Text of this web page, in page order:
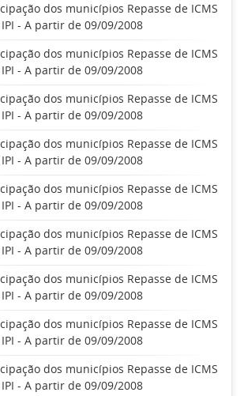
dos municípios Repasse de ICMS
- A partir de 09/09/2008
dos municípios Repasse de ICMS
- A partir de 09/09/2008
dos municípios Repasse de ICMS
- A partir de 09/09/2008
dos municípios Repasse de ICMS
- A partir de 09/09/2008
dos municípios Repasse de ICMS
- A partir de 09/09/2008
dos municípios Repasse de ICMS
- A partir de 09/09/2008
dos municípios Repasse de ICMS
- A partir de 09/09/2008
dos municípios Repasse de ICMS
- A partir de 09/09/2008
dos municípios Repasse de ICMS
- A partir de 09/09/2008